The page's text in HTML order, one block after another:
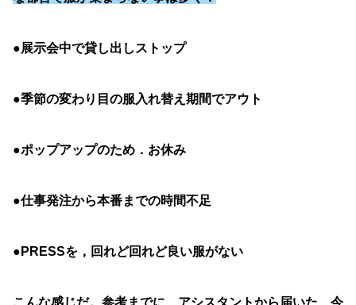
●展示会中で貸し出しストップ
●季節の変わり目の服入れ替え期間でアウト
●ポップアップのため．お休み
●仕事発注から本番までの時間不足
●PRESSを，回れど回れど良い服がない
こんな感じだ。参考までに、アシスタントから届いた 今